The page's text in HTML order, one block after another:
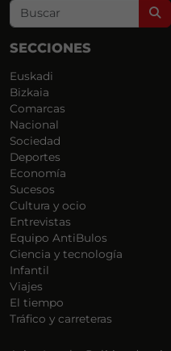
SECCIONES
Euskadi
Bizkaia
Comarcas
Nacional
Sociedad
Deportes
Economía
Sucesos
Cultura y ocio
Entrevistas
Equipo AntiBulos
Ciencia y tecnología
Infantil
Viajes
El tiempo
Tráfico y carreteras